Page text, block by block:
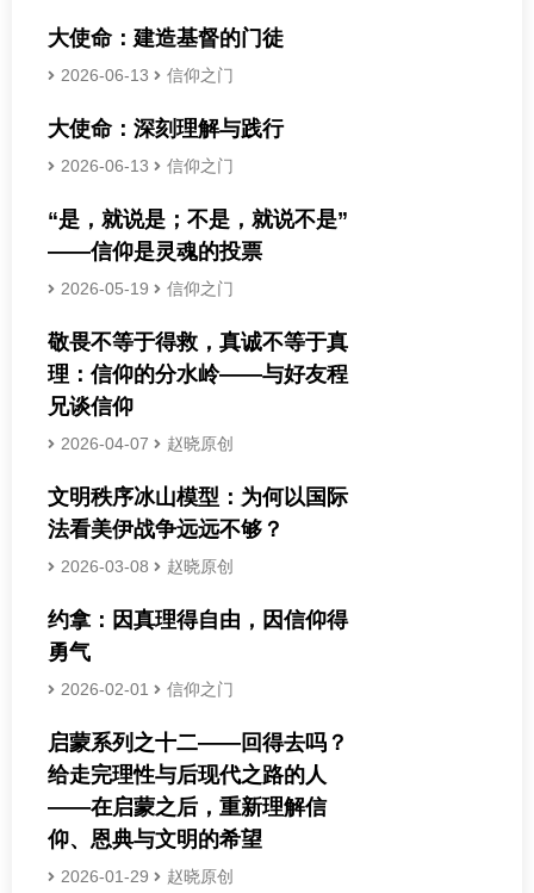
大使命：建造基督的门徒
2026-06-13 信仰之门
大使命：深刻理解与践行
2026-06-13 信仰之门
“是，就说是；不是，就说不是”
——信仰是灵魂的投票
2026-05-19 信仰之门
敬畏不等于得救，真诚不等于真
理：信仰的分水岭——与好友程
兄谈信仰
2026-04-07 赵晓原创
文明秩序冰山模型：为何以国际
法看美伊战争远远不够？
2026-03-08 赵晓原创
约拿：因真理得自由，因信仰得
勇气
2026-02-01 信仰之门
启蒙系列之十二——回得去吗？
给走完理性与后现代之路的人
——在启蒙之后，重新理解信
仰、恩典与文明的希望
2026-01-29 赵晓原创